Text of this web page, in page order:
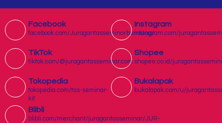
Facebook
facebook.com/Juragantasseminarbandung/
Instagram
instagram.com/
TikTok
tiktok.com/@juragantasseminar.com
Shopee
shopee.co.id/
Tokopedia
tokopedia.com/tas-seminar-
kit
Bukalapak
bukalapak.com/u/
Blibli
blibli.com/merchant/juragantasseminar/JUR-